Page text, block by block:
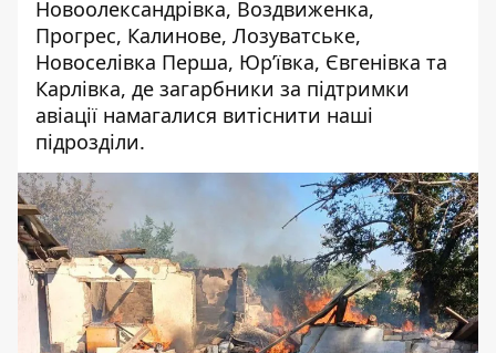
Новоолександрівка, Воздвиженка,
Прогрес, Калинове, Лозуватське,
Новоселівка Перша, Юр’ївка, Євгенівка та
Карлівка, де загарбники за підтримки
авіації намагалися витіснити наші
підрозділи.